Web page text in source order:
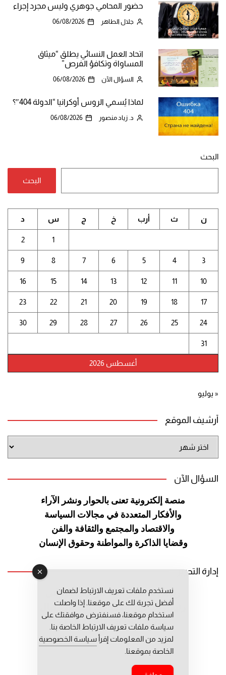
حضور المحامي جوهري وليس مجرد إجراء
جلال الطاهر 06/08/2026
اتحاد العمل النسائي يطلق “ميثاق
المساواة وتكافؤ الفرص”
السؤال الآن 06/08/2026
لماذا يُسمي الروس أوكرانيا “الدولة 404″؟
د. زياد منصور 06/08/2026
البحث
البحث
أغسطس 2026
ن ث أرب خ ج س د
1
2
3
4
5
6
7
8
9
10
11
12
13
14
15
16
17
18
19
20
21
22
23
24
25
26
27
28
29
30
31
« يوليو
أرشيف الموقع
الموقع
السؤال الآن
منصة إلكترونية تعنى بالحوار ونشر الآراء
والأفكار المتعددة في مجالات السياسة
والاقتصاد والمجتمع والثقافة والفن
وقضايا الذاكرة والمواطنة وحقوق الإنسان
إدارة التحرير
رئيس التحرير: عبد الرحيم التوراني
رئيس التحرير المساعد: المعطي قبال
مديرة التحرير: فاطمة حوحو
نستخدم ملفات تعريف الارتباط لضمان
أفضل تجربة لك على موقعنا. إذا واصلت
استخدام موقعنا، فسنفترض موافقتك على
سياسة ملفات تعريف الارتباط الخاصة بنا.
لمزيد من المعلومات إقرأ سياسة الخصوصية
الخاصة بموقعنا.